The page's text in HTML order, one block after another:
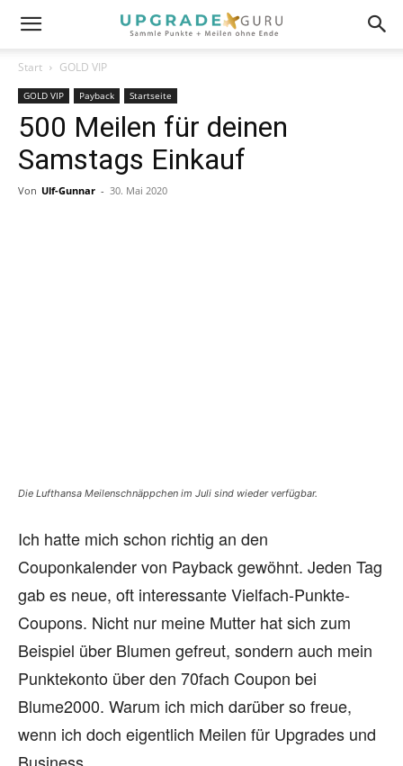
Start GOLD VIP
GOLD VIP Payback Startseite
500 Meilen für deinen
Samstags Einkauf
Von Ulf-Gunnar - 30. Mai 2020
Die Lufthansa Meilenschnäppchen im Juli sind wieder verfügbar.
Ich hatte mich schon richtig an den
Couponkalender von Payback gewöhnt. Jeden Tag
gab es neue, oft interessante Vielfach-Punkte-
Coupons. Nicht nur meine Mutter hat sich zum
Beispiel über Blumen gefreut, sondern auch mein
Punktekonto über den 70fach Coupon bei
Blume2000. Warum ich mich darüber so freue,
wenn ich doch eigentlich Meilen für Upgrades und